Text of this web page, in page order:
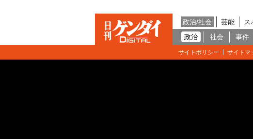
政治/社会 芸能 ス
政治
社会 事件
サイトポリシー サイトマ